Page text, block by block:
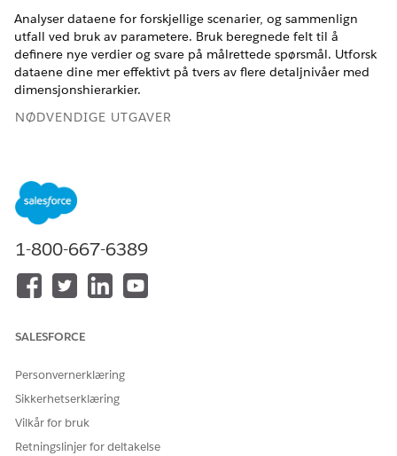
Analyser dataene for forskjellige scenarier, og sammenlign
utfall ved bruk av parametere. Bruk beregnede felt til å
definere nye verdier og svare på målrettede spørsmål. Utforsk
dataene dine mer effektivt på tvers av flere detaljnivåer med
dimensjonshierarkier.
NØDVENDIGE UTGAVER
Legge til et beregnet felt i data
Noen ganger krever analyse av datakilden å legge til et
eksempel se gjennom kostnadene for hvert produkt du
selger. Du kan enten opprette et beregnet felt manuelt,
eller du kan bruke Semantics AI og la Einstein lage et
Bruke parametere til å utforske data dynamisk i Tableau
Definer parametere i Tableau Neste for å utforske hva-hvis-
scenarier i kontrollpaneler og se hvordan forskjellige
en felttype, og bruk den sammen med et beregnet felt,
filter eller referanselinje for å oppdatere visualiseringen
1-800-667-6389
SALESFORCE
Personvernerklæring
Sikkerhetserklæring
Vilkår for bruk
Retningslinjer for deltakelse